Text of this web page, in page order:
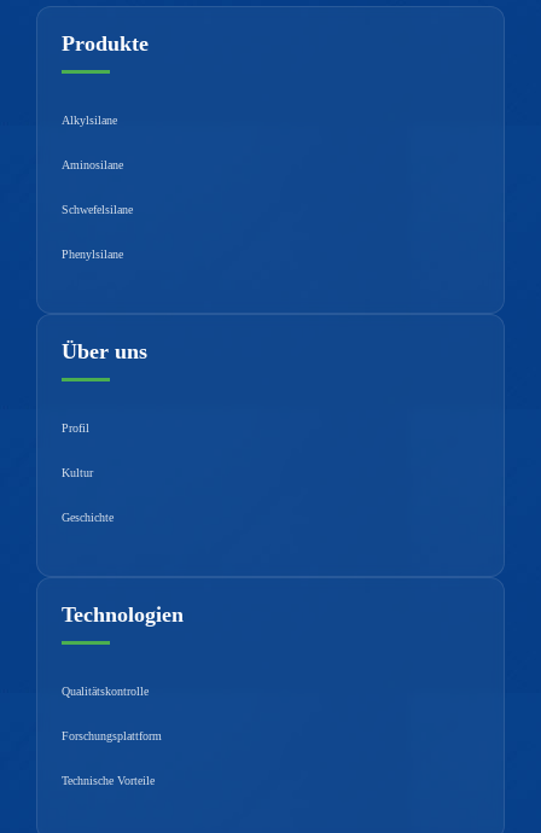
Produkte
Alkylsilane
Aminosilane
Schwefelsilane
Phenylsilane
Über uns
Profil
Kultur
Geschichte
Technologien
Qualitätskontrolle
Forschungsplattform
Technische Vorteile